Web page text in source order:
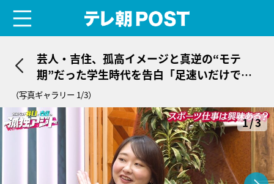
芸人・吉住、孤高イメージと真逆の“モテ
期”だった学生時代を告白「足速いだけでモ
テた」
（写真ギャラリー 1/3）
1/3